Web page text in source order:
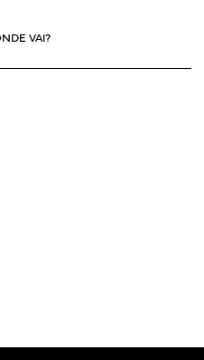
VAI?